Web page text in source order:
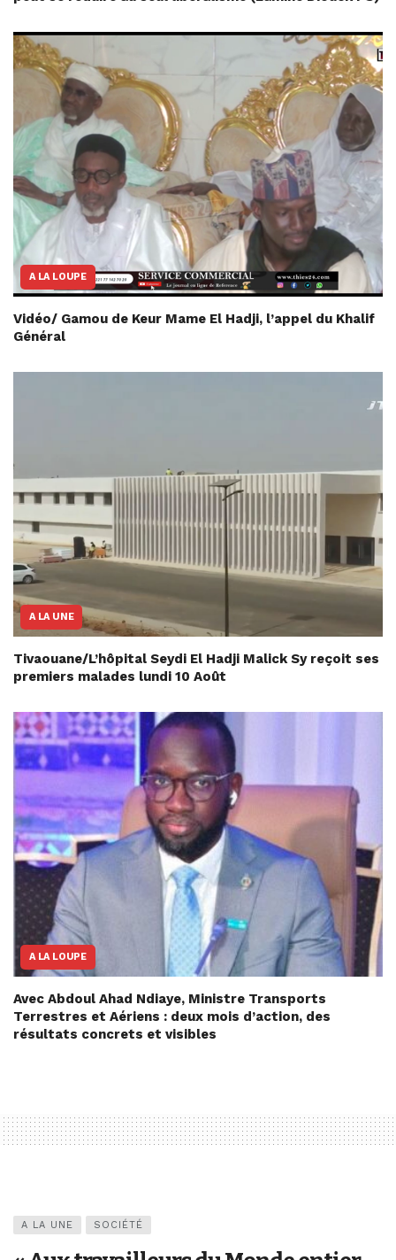
A LA LOUPE
Vidéo/ Gamou de Keur Mame El Hadji, l’appel du Khalif
Général
A LA UNE
Tivaouane/L’hôpital Seydi El Hadji Malick Sy reçoit ses
premiers malades lundi 10 Août
A LA LOUPE
Avec Abdoul Ahad Ndiaye, Ministre Transports
Terrestres et Aériens : deux mois d’action, des
résultats concrets et visibles
A LA UNE SOCIÉTÉ